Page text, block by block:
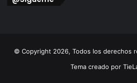
© Copyright 2026, Todos los derechos
Tema creado por